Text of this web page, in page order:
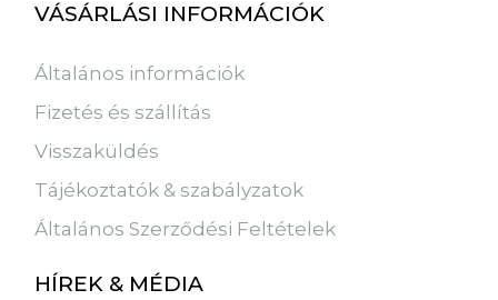
VÁSÁRLÁSI INFORMÁCIÓK
Általános információk
Fizetés és szállítás
Visszaküldés
Tájékoztatók & szabályzatok
Általános Szerződési Feltételek
HÍREK & MÉDIA